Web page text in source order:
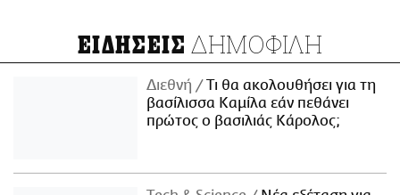
ΕΙΔΗΣΕΙΣ ΔΗΜΟΦΙΛΗ
Διεθνή
Τι θα ακολουθήσει για τη
βασίλισσα Καμίλα εάν πεθάνει
πρώτος ο βασιλιάς Κάρολος;